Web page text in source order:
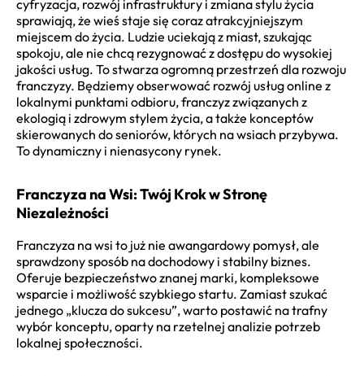
cyfryzacja, rozwój infrastruktury i zmiana stylu życia
sprawiają, że wieś staje się coraz atrakcyjniejszym
miejscem do życia. Ludzie uciekają z miast, szukając
spokoju, ale nie chcą rezygnować z dostępu do wysokiej
jakości usług. To stwarza ogromną przestrzeń dla rozwoju
franczyzy. Będziemy obserwować rozwój usług online z
lokalnymi punktami odbioru, franczyz związanych z
ekologią i zdrowym stylem życia, a także konceptów
skierowanych do seniorów, których na wsiach przybywa.
To dynamiczny i nienasycony rynek.
Franczyza na Wsi: Twój Krok w Stronę
Niezależności
Franczyza na wsi to już nie awangardowy pomysł, ale
sprawdzony sposób na dochodowy i stabilny biznes.
Oferuje bezpieczeństwo znanej marki, kompleksowe
wsparcie i możliwość szybkiego startu. Zamiast szukać
jednego „klucza do sukcesu”, warto postawić na trafny
wybór konceptu, oparty na rzetelnej analizie potrzeb
lokalnej społeczności.